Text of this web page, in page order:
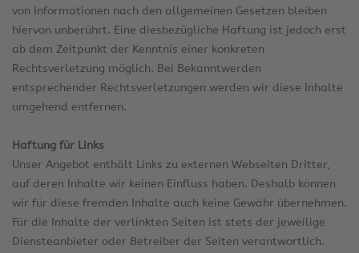
von Informationen nach den allgemeinen Gesetzen bleiben
hiervon unberührt. Eine diesbezügliche Haftung ist jedoch erst
ab dem Zeitpunkt der Kenntnis einer konkreten
Rechtsverletzung möglich. Bei Bekanntwerden
entsprechender Rechtsverletzungen werden wir diese Inhalte
umgehend entfernen.
Haftung für Links
Unser Angebot enthält Links zu externen Webseiten Dritter,
auf deren Inhalte wir keinen Einfluss haben. Deshalb können
wir für diese fremden Inhalte auch keine Gewähr übernehmen.
Für die Inhalte der verlinkten Seiten ist stets der jeweilige
Diensteanbieter oder Betreiber der Seiten verantwortlich.